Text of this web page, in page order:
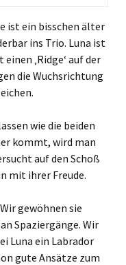
ist ein bisschen älter
ins Trio. Luna ist
‚Ridge‘ auf der
die Wuchsrichtung
wie die beiden
kommt, wird man
auf den Schoß
mit ihrer Freude.
gewöhnen sie
Spaziergänge. Wir
Luna ein Labrador
gute Ansätze zum